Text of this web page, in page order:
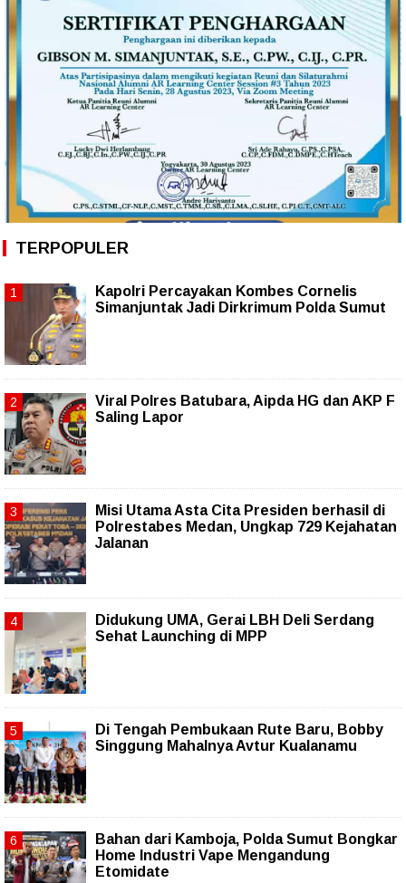
TERPOPULER
Kapolri Percayakan Kombes Cornelis
Simanjuntak Jadi Dirkrimum Polda Sumut
Viral Polres Batubara, Aipda HG dan AKP F
Saling Lapor
Misi Utama Asta Cita Presiden berhasil di
Polrestabes Medan, Ungkap 729 Kejahatan
Jalanan
Didukung UMA, Gerai LBH Deli Serdang
Sehat Launching di MPP
Di Tengah Pembukaan Rute Baru, Bobby
Singgung Mahalnya Avtur Kualanamu
Bahan dari Kamboja, Polda Sumut Bongkar
Home Industri Vape Mengandung
Etomidate